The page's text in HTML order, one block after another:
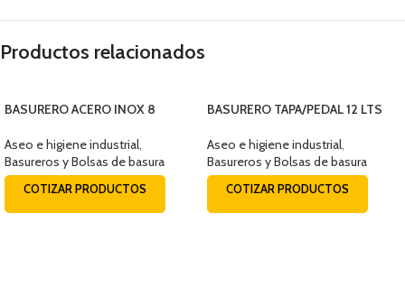
Productos relacionados
BASURERO ACERO INOX 8
Aseo e higiene industrial,
Basureros y Bolsas de basura
COTIZAR PRODUCTOS
BASURERO TAPA/PEDAL 12 LTS
Aseo e higiene industrial,
Basureros y Bolsas de basura
COTIZAR PRODUCTOS